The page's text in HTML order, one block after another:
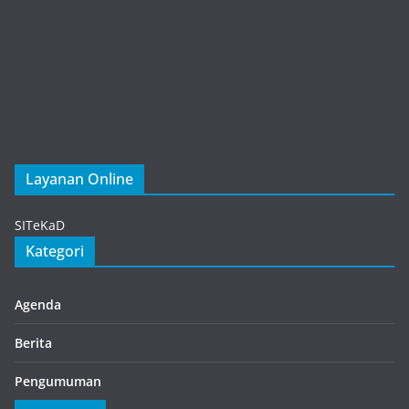
Layanan Online
SITeKaD
Kategori
Agenda
Berita
Pengumuman